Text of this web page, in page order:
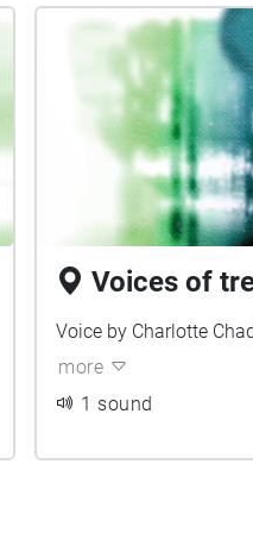
Voices of
Voice by Charlotte
more
1 sound